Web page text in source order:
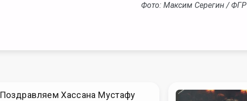
Фото: Максим Серегин / ФГР
Поздравляем Хассана Мустафу